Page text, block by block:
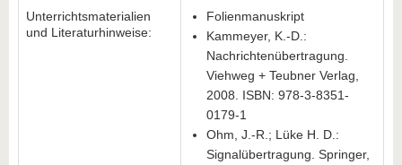
Unterrichtsmaterialien
und Literaturhinweise:
­Folienmanuskript
­Kammeyer, K.-D.:
Nachrichtenübertragung.
Viehweg + Teubner Verlag,
2008. ISBN: 978-3-8351-
0179-1
­Ohm, J.-R.; Lüke H. D.:
Signalübertragung. Springer,